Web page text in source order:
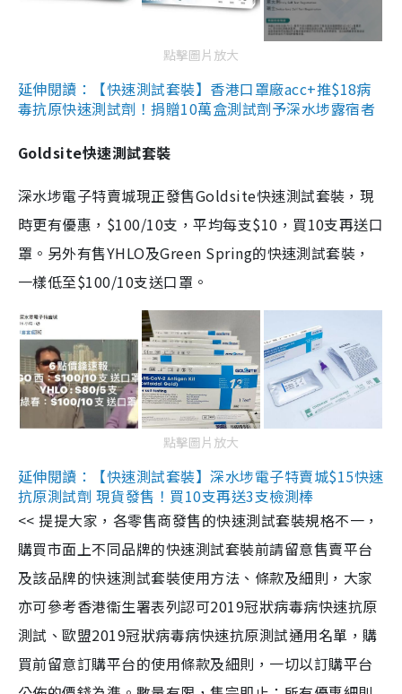
點擊圖片放大
延伸閱讀：【快速測試套裝】香港口罩廠acc+推$18病
毒抗原快速測試劑！捐贈10萬盒測試劑予深水埗露宿者
Goldsite快速測試套裝
深水埗電子特賣城現正發售Goldsite快速測試套裝，現
時更有優惠，$100/10支，平均每支$10，買10支再送口
罩。另外有售YHLO及Green Spring的快速測試套裝，
一樣低至$100/10支送口罩。
點擊圖片放大
延伸閱讀：【快速測試套裝】深水埗電子特賣城$15快速
抗原測試劑 現貨發售！買10支再送3支檢測棒
<< 提提大家，各零售商發售的快速測試套裝規格不一，
購買市面上不同品牌的快速測試套裝前請留意售賣平台
及該品牌的快速測試套裝使用方法、條款及細則，大家
亦可參考香港衞生署表列認可2019冠狀病毒病快速抗原
測試、歐盟2019冠狀病毒病快速抗原測試通用名單，購
買前留意訂購平台的使用條款及細則，一切以訂購平台